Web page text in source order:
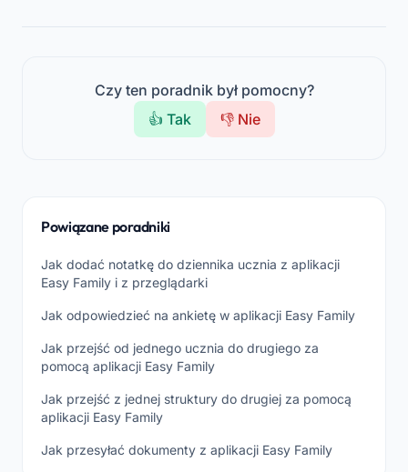
Czy ten poradnik był pomocny?
👍 Tak
👎 Nie
Powiązane poradniki
Jak dodać notatkę do dziennika ucznia z aplikacji
Easy Family i z przeglądarki
Jak odpowiedzieć na ankietę w aplikacji Easy Family
Jak przejść od jednego ucznia do drugiego za
pomocą aplikacji Easy Family
Jak przejść z jednej struktury do drugiej za pomocą
aplikacji Easy Family
Jak przesyłać dokumenty z aplikacji Easy Family